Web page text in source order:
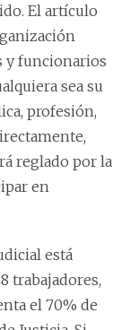
El artículo
y funcionarios
sea su
profesión,
reglado por la
en
está
trabajadores,
el 70% de